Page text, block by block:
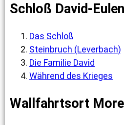
Schloß David-
Das Schloß
Steinbruch (Leverbach)
Die Familie David
Während des Krieges
Wallfahrtsort